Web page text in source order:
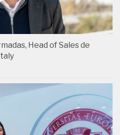
Head of Sales de